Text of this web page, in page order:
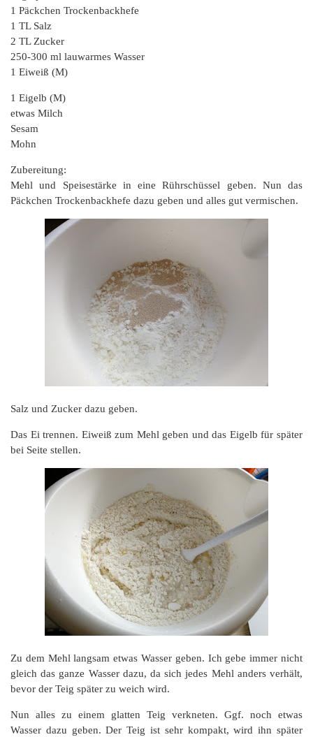
1 Päckchen Trockenbackhefe
1 TL Salz
2 TL Zucker
250-300 ml lauwarmes Wasser
1 Eiweiß (M)
1 Eigelb (M)
etwas Milch
Sesam
Mohn
Zubereitung:
Mehl und Speisestärke in eine Rührschüssel geben. Nun das
Päckchen Trockenbackhefe dazu geben und alles gut vermischen.
Salz und Zucker dazu geben.
Das Ei trennen. Eiweiß zum Mehl geben und das Eigelb für später
bei Seite stellen.
Zu dem Mehl langsam etwas Wasser geben. Ich gebe immer nicht
gleich das ganze Wasser dazu, da sich jedes Mehl anders verhält,
bevor der Teig später zu weich wird.
Nun alles zu einem glatten Teig verkneten. Ggf. noch etwas
Wasser dazu geben. Der Teig ist sehr kompakt, wird ihn später